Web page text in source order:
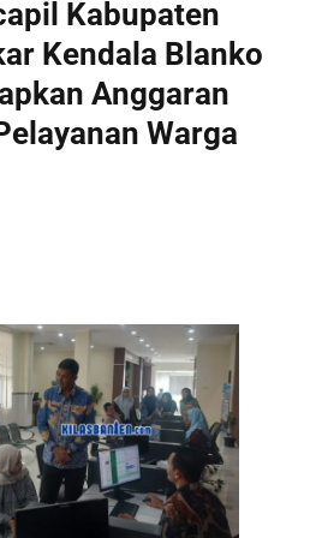
Kabupaten
Kendala Blanko
Anggaran
Warga